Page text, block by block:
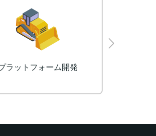
Eラーニングシステム（LMS）